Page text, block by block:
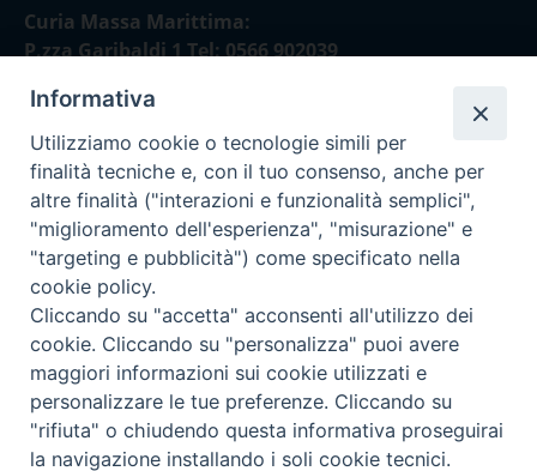
Curia Massa Marittima:
P.zza Garibaldi 1 Tel: 0566 902039
Curia Piombino:
Via Don Minzoni,58/A Tel e Fax: 0565 32036
E-mail:
curia@diocesimassamarittima.it
Privacy policy - trasparenza
Informativa
Utilizziamo cookie o tecnologie simili per
finalità tecniche e, con il tuo consenso, anche per
altre finalità ("interazioni e funzionalità semplici",
"miglioramento dell'esperienza", "misurazione" e
"targeting e pubblicità") come specificato nella
cookie policy.
Cliccando su "accetta" acconsenti all'utilizzo dei
cookie. Cliccando su "personalizza" puoi avere
maggiori informazioni sui cookie utilizzati e
personalizzare le tue preferenze. Cliccando su
"rifiuta" o chiudendo questa informativa proseguirai
la navigazione installando i soli cookie tecnici.